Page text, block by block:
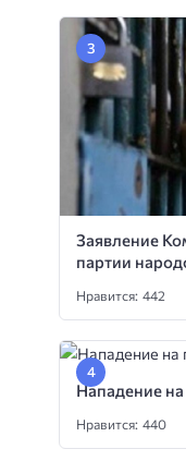
Заявление
партии
Нравится: 442
Нападение
Нравится: 440